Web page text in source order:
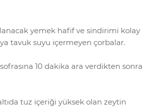
yemek hafif ve sindirimi kolay
tavuk suyu içermeyen çorbalar.
10 dakika ara verdikten sonra
tuz içeriği yüksek olan zeytin